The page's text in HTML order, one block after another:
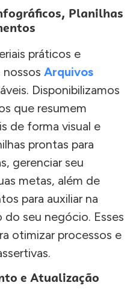
Planilhas
práticos e
nossos Arquivos
Disponibilizamos
que resumem
de forma visual e
prontas para
gerenciar seu
metas, além de
para auxiliar na
seu negócio. Esses
otimizar processos e
e Atualização